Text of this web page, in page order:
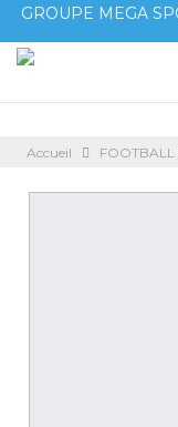
GROUPE MEGA
Accueil FOOTBALL